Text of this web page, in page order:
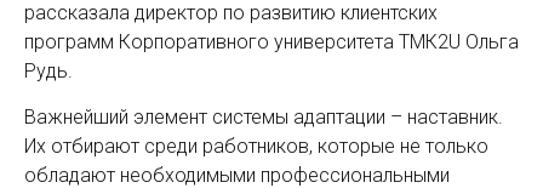
рассказала директор по развитию клиентских
программ Корпоративного университета ТМК2U Ольга
Рудь.
Важнейший элемент системы адаптации – наставник.
Их отбирают среди работников, которые не только
обладают необходимыми профессиональными